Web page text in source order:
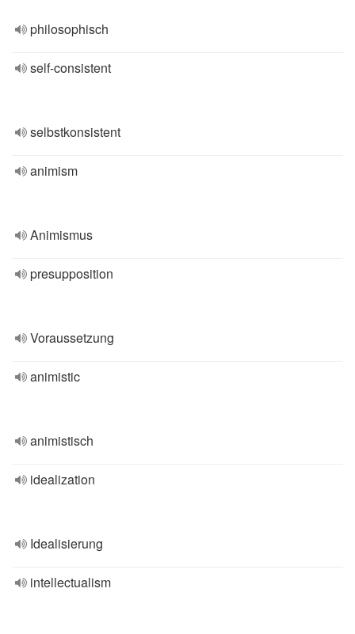
philosophisch
self-consistent
selbstkonsistent
animism
Animismus
presupposition
Voraussetzung
animistic
animistisch
idealization
Idealisierung
intellectualism